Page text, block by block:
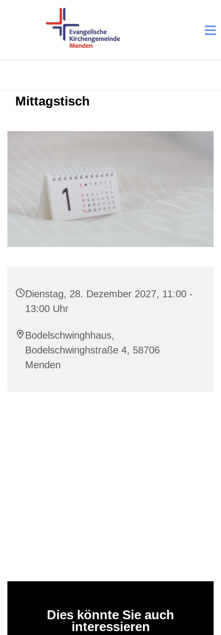
Mittagstisch
Dienstag, 28. Dezember 2027, 11:00 -
13:00 Uhr
Bodelschwinghhaus,
Bodelschwinghstraße 4, 58706
Menden
Dies könnte Sie auch
interessieren